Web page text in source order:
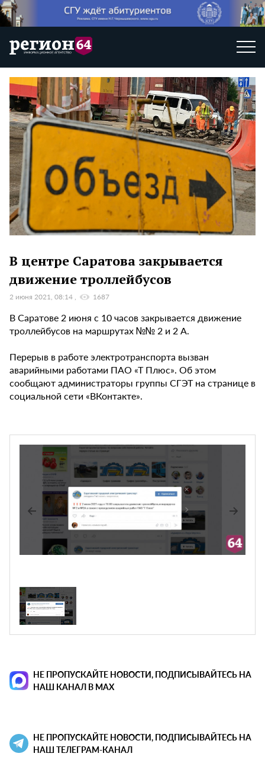
В центре Саратова закрывается
движение троллейбусов
2 июня 2021, 08:14 1687
В Саратове 2 июня с 10 часов закрывается движение
троллейбусов на маршрутах №№ 2 и 2 А.
Перерыв в работе электротранспорта вызван
аварийными работами ПАО «Т Плюс». Об этом
сообщают администраторы группы СГЭТ на странице в
социальной сети «ВКонтакте».
НЕ ПРОПУСКАЙТЕ НОВОСТИ, ПОДПИСЫВАЙТЕСЬ НА
НАШ КАНАЛ В MAX
НЕ ПРОПУСКАЙТЕ НОВОСТИ, ПОДПИСЫВАЙТЕСЬ НА
НАШ ТЕЛЕГРАМ-КАНАЛ